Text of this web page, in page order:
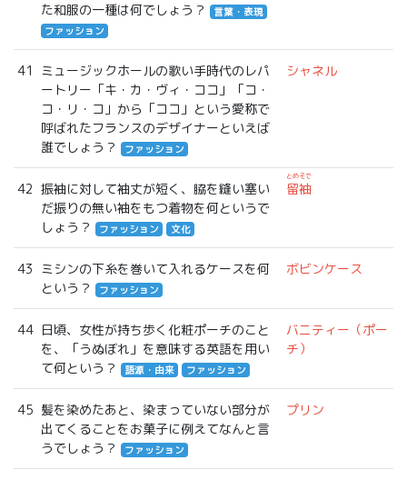
た和服の一種は何でしょう？
言葉・表現
ファッション
41
ミュージックホールの歌い手時代のレパ
ートリー「キ・カ・ヴィ・ココ」「コ・
コ・リ・コ」から「ココ」という愛称で
呼ばれたフランスのデザイナーといえば
誰でしょう？
ファッション
シャネル
42 振袖に対して袖丈が短く、脇を縫い塞い
だ振りの無い袖をもつ着物を何というで
しょう？
ファッション 文化
留袖
とめそで
43
ミシンの下糸を巻いて入れるケースを何
という？
ファッション
ボビンケース
44 日頃、女性が持ち歩く化粧ポーチのこと
を、「うぬぼれ」を意味する英語を用い
て何という？
語源・由来 ファッション
バニティー（ポー
チ）
45 髪を染めたあと、染まっていない部分が
出てくることをお菓子に例えてなんと言
うでしょう？
ファッション
プリン